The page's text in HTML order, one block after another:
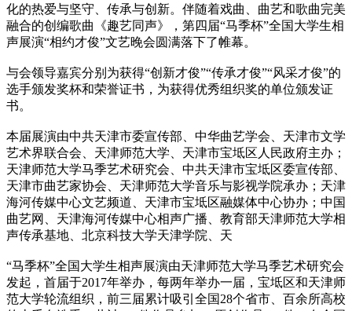
化的热爱与坚守、传承与创新。伴随着戏曲、曲艺和歌曲完美
融合的创编歌曲《趣艺同声》，第四届“马季杯”全国大学生相
声展演“相约才俊”文艺晚会圆满落下了帷幕。
与会领导嘉宾分别为获得“创新才俊”“传承才俊”“风采才俊”的
选手颁发奖杯和荣誉证书，为获得优秀组织奖的单位颁发证
书。
本届展演由中共天津市委宣传部、中华曲艺学会、天津市文学
艺术界联合会、天津师范大学、天津市宝坻区人民政府主办；
天津师范大学马季艺术研究会、中共天津市宝坻区委宣传部、
天津市曲艺家协会、天津师范大学音乐与影视学院承办；天津
海河传媒中心文艺频道、天津市宝坻区融媒体中心协办；中国
曲艺网、天津海河传媒中心相声广播、教育部天津师范大学相
声传承基地、北京科技大学天津学院、天
“马季杯”全国大学生相声展演由天津师范大学马季艺术研究会
发起，首届于2017年举办，每两年举办一届，宝坻区和天津师
范大学轮流组织，前三届累计吸引全国28个省市、百余所高校